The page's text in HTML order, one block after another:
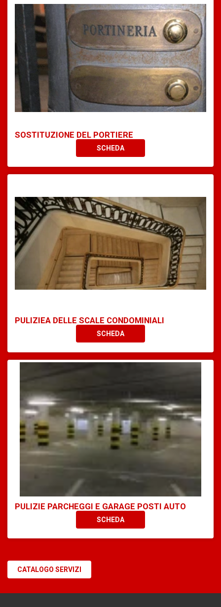
SOSTITUZIONE DEL PORTIERE
SCHEDA
PULIZIEA DELLE SCALE CONDOMINIALI
SCHEDA
PULIZIE PARCHEGGI E GARAGE POSTI AUTO
SCHEDA
CATALOGO SERVIZI